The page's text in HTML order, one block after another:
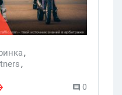
приглашает
турнир.
,
,
с призами
,
0